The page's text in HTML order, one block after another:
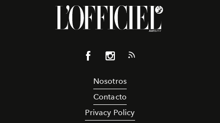
Nosotros
Contacto
Privacy Policy